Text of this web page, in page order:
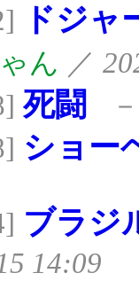
ドジ
ん ／
死闘
ショー
ブラジ
14:09